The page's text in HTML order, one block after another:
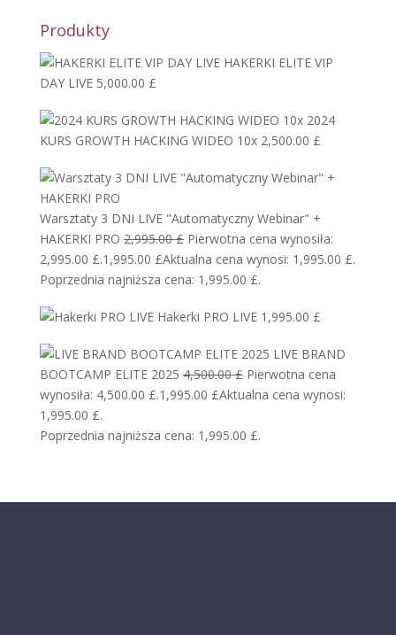
Produkty
HAKERKI ELITE VIP
DAY LIVE 5,000.00 £
2024
KURS GROWTH HACKING WIDEO 10x 2,500.00 £
Warsztaty 3 DNI LIVE "Automatyczny Webinar" +
HAKERKI PRO 2,995.00£ Pierwotna cena wynosiła:
2,995.00 £.1,995.00 £Aktualna cena wynosi: 1,995.00 £.
Poprzednia najniższa cena: 1,995.00 £.
Hakerki PRO LIVE 1,995.00 £
LIVE BRAND
BOOTCAMP ELITE 2025 4,500.00£ Pierwotna cena
wynosiła: 4,500.00 £.1,995.00 £Aktualna cena wynosi:
1,995.00 £.
Poprzednia najniższa cena: 1,995.00 £.